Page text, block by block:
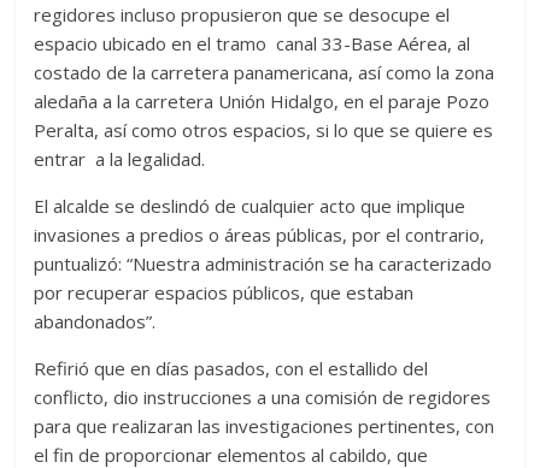
regidores incluso propusieron que se desocupe el
espacio ubicado en el tramo canal 33-Base Aérea, al
costado de la carretera panamericana, así como la zona
aledaña a la carretera Unión Hidalgo, en el paraje Pozo
Peralta, así como otros espacios, si lo que se quiere es
entrar a la legalidad.
El alcalde se deslindó de cualquier acto que implique
invasiones a predios o áreas públicas, por el contrario,
puntualizó: “Nuestra administración se ha caracterizado
por recuperar espacios públicos, que estaban
abandonados”.
Refirió que en días pasados, con el estallido del
conflicto, dio instrucciones a una comisión de regidores
para que realizaran las investigaciones pertinentes, con
el fin de proporcionar elementos al cabildo, que